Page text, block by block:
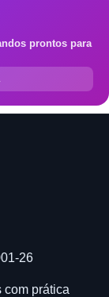
prontos para
26
com prática